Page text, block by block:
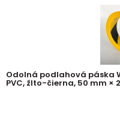
Odolná podlahová páska
PVC, žlto-čierna, 50 mm ×